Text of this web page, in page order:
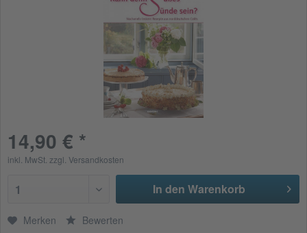
14,90 € *
inkl. MwSt. zzgl. Versandkosten
1 In den Warenkorb
Merken Bewerten